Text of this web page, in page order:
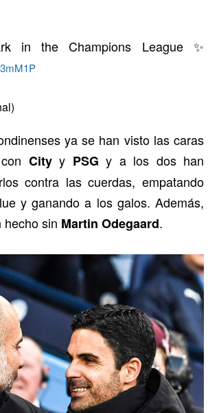
in the Champions League ✨
ya se han visto las caras
City y PSG y a los dos han
contra las cuerdas, empatando
y ganando a los galos. Además,
hecho sin Martin Odegaard.